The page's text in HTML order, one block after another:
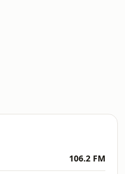
106.2 FM